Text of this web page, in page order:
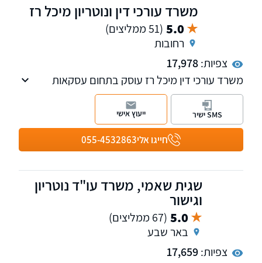
משרד עורכי דין ונוטריון מיכל רז
5.0 (51 ממליצים)
רחובות
צפיות:17,978
משרד עורכי דין מיכל רז עוסק בתחום עסקאות
נדל"ן:
ייצוג ברכישה/ מכירה של נכסים/ דירות, התחדשות
עירונית, ייצוג רוכשי דירות חדשות מקבלנים, חוזים,
פינוי שוכרים, הסכמי שיתוף, פירוק שיתוף, פינוי
בינוי, מיסוי מקרקעין ותכנוני מס
חייגו אלי055-4532863
SMS ישיר ייעוץ אישי
שגית שאמי, משרד עו"ד נוטריון
וגישור
5.0 (67 ממליצים)
באר שבע
צפיות:17,659